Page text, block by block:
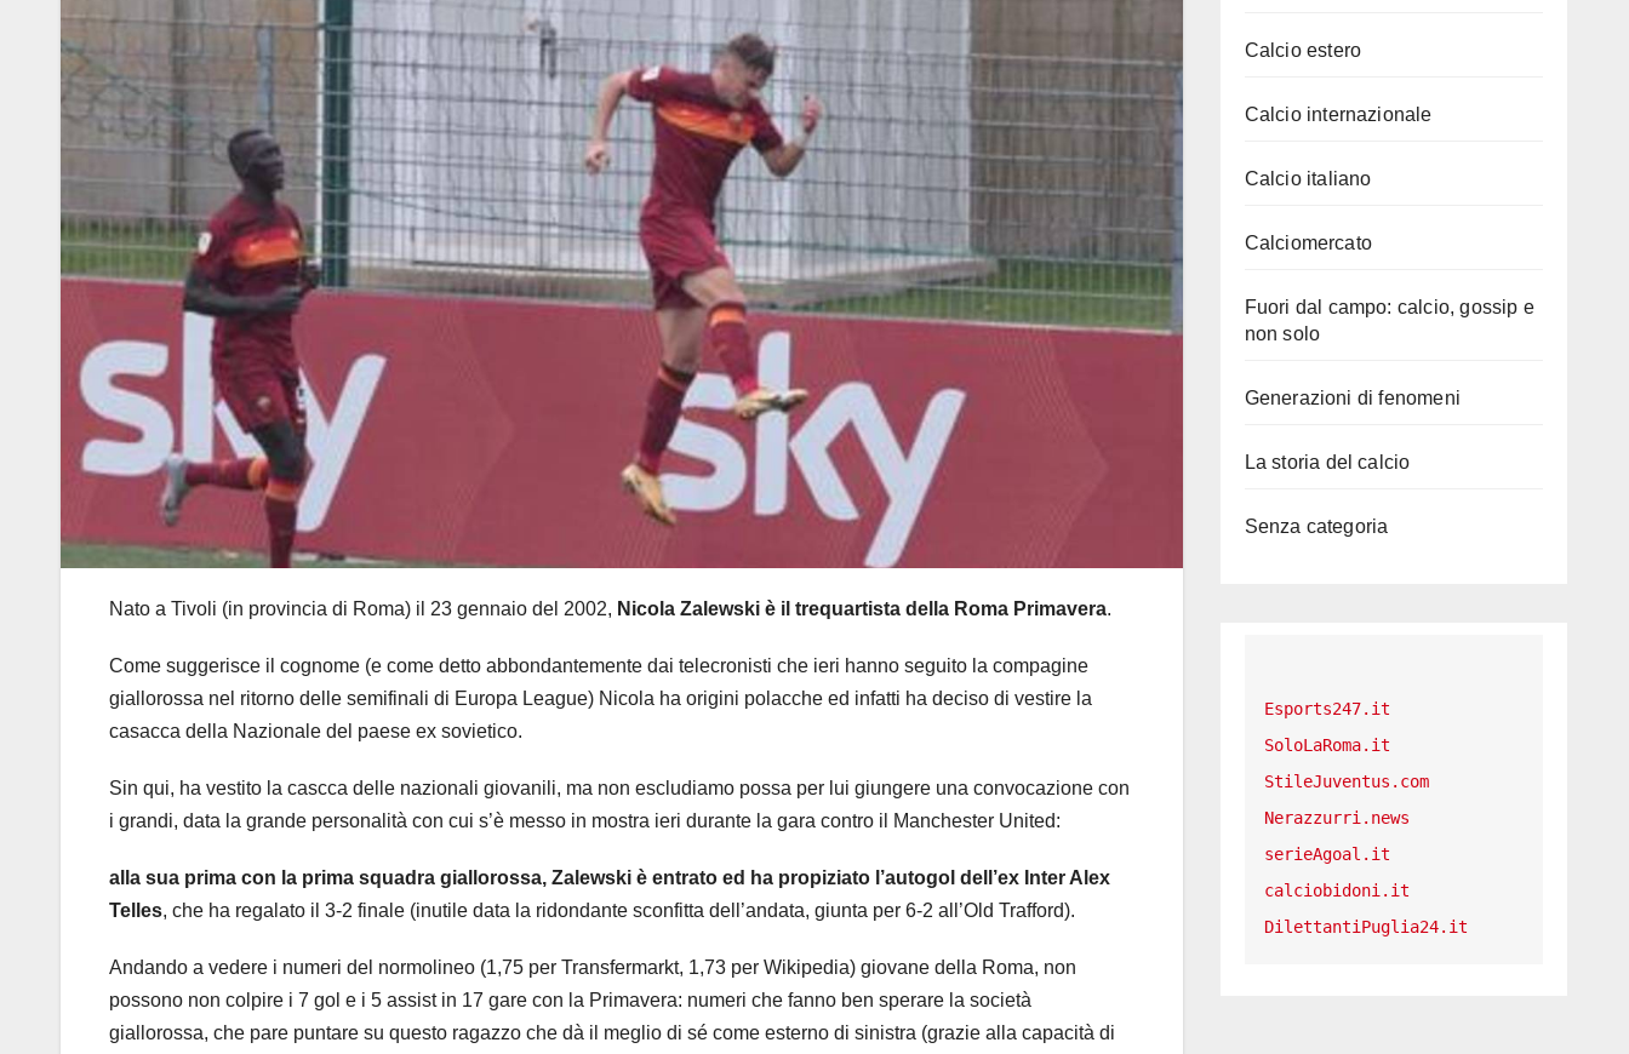
Nato a Tivoli (in provincia di Roma) il 23 gennaio del 2002, Nicola Zalewski è il trequartista della Roma Primavera.
Come suggerisce il cognome (e come detto abbondantemente dai telecronisti che ieri hanno seguito la compagine
giallorossa nel ritorno delle semifinali di Europa League) Nicola ha origini polacche ed infatti ha deciso di vestire la
casacca della Nazionale del paese ex sovietico.
Sin qui, ha vestito la cascca delle nazionali giovanili, ma non escludiamo possa per lui giungere una convocazione con
i grandi, data la grande personalità con cui s’è messo in mostra ieri durante la gara contro il Manchester United:
alla sua prima con la prima squadra giallorossa, Zalewski è entrato ed ha propiziato l’autogol dell’ex Inter Alex
Telles, che ha regalato il 3-2 finale (inutile data la ridondante sconfitta dell’andata, giunta per 6-2 all’Old Trafford).
Andando a vedere i numeri del normolineo (1,75 per Transfermarkt, 1,73 per Wikipedia) giovane della Roma, non
possono non colpire i 7 gol e i 5 assist in 17 gare con la Primavera: numeri che fanno ben sperare la società
giallorossa, che pare puntare su questo ragazzo che dà il meglio di sé come esterno di sinistra (grazie alla capacità di
Calcio estero
Calcio internazionale
Calcio italiano
Calciomercato
Fuori dal campo: calcio, gossip e
non solo
Generazioni di fenomeni
La storia del calcio
Senza categoria
Esports247.it
SoloLaRoma.it
StileJuventus.com
Nerazzurri.news
serieAgoal.it
calciobidoni.it
DilettantiPuglia24.it